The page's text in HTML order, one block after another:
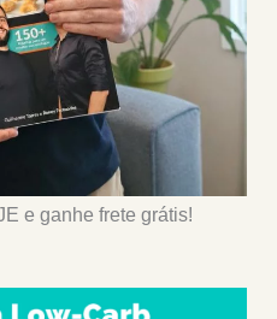
e ganhe frete grátis!